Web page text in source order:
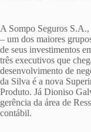
A Sompo Seguros
– um dos maiores
de seus investimentos
três executivos que
desenvolvimento de
da Silva é a nova
Produto. Já Dioniso
gerência da área de
contábil.